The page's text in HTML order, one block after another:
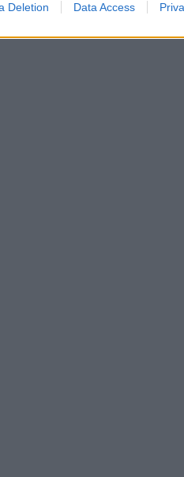
Deletion Data Access